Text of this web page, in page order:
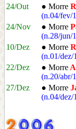
24/Out
● Morre
(n.04/fev/
24/Nov
● Morre
(n.28/jun/
10/Dez
● Morre
(n.01/dez/
22/Dez
● Morre
(n.20/abr/
27/Dez
● Morre
(n.04/dez/